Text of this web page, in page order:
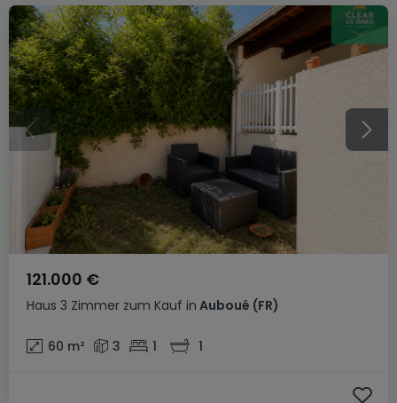
Haus 3 Zimmer zum Kauf in Auboué (FR)
121.000 €
60 m² 3 1 1